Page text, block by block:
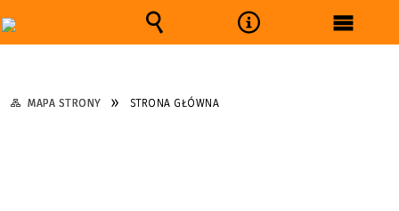
MAPA STRONY STRONA GŁÓWNA
WyszukiwarkaNarzędzia Menu